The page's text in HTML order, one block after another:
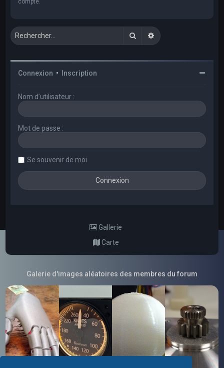
RechercherRecherche avancée
Connexion • Inscription
Nom d’utilisateur :
Mot de passe :
Se souvenir de moi
Gallerie
Carte
Galerie d'images aléatoires des membres du forum